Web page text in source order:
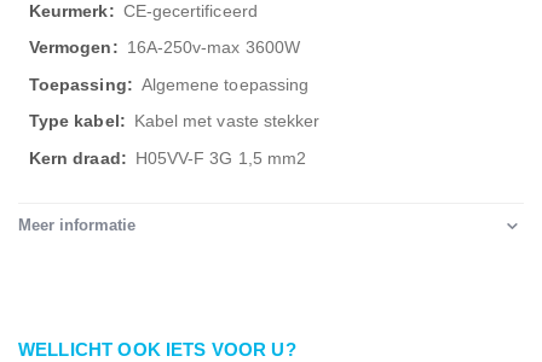
CE-gecertificeerd
16A-250v-max 3600W
Algemene toepassing
Kabel met vaste stekker
H05VV-F 3G 1,5 mm2
Meer informatie
WELLICHT OOK IETS VOOR U?